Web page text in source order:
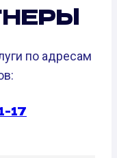
по адресам
17